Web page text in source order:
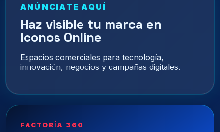
ANÚNCIATE AQUÍ
Haz visible tu marca en
Iconos Online
Espacios comerciales para tecnología,
innovación, negocios y campañas digitales.
FACTORÍA 360